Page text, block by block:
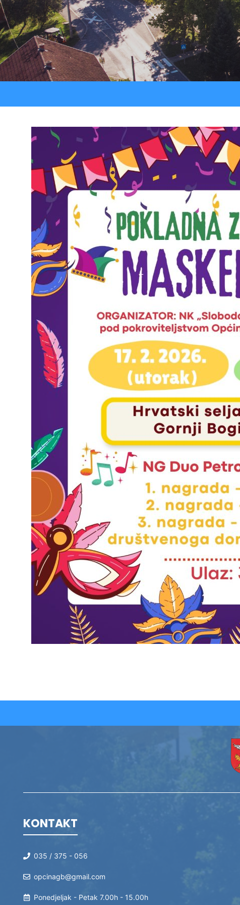
Strateški dokumenti
Ostali projekti
KONTAKT
035 / 375 - 056
opcinagb@gmail.com
Ponedjeljak - Petak 7.00h - 15.00h